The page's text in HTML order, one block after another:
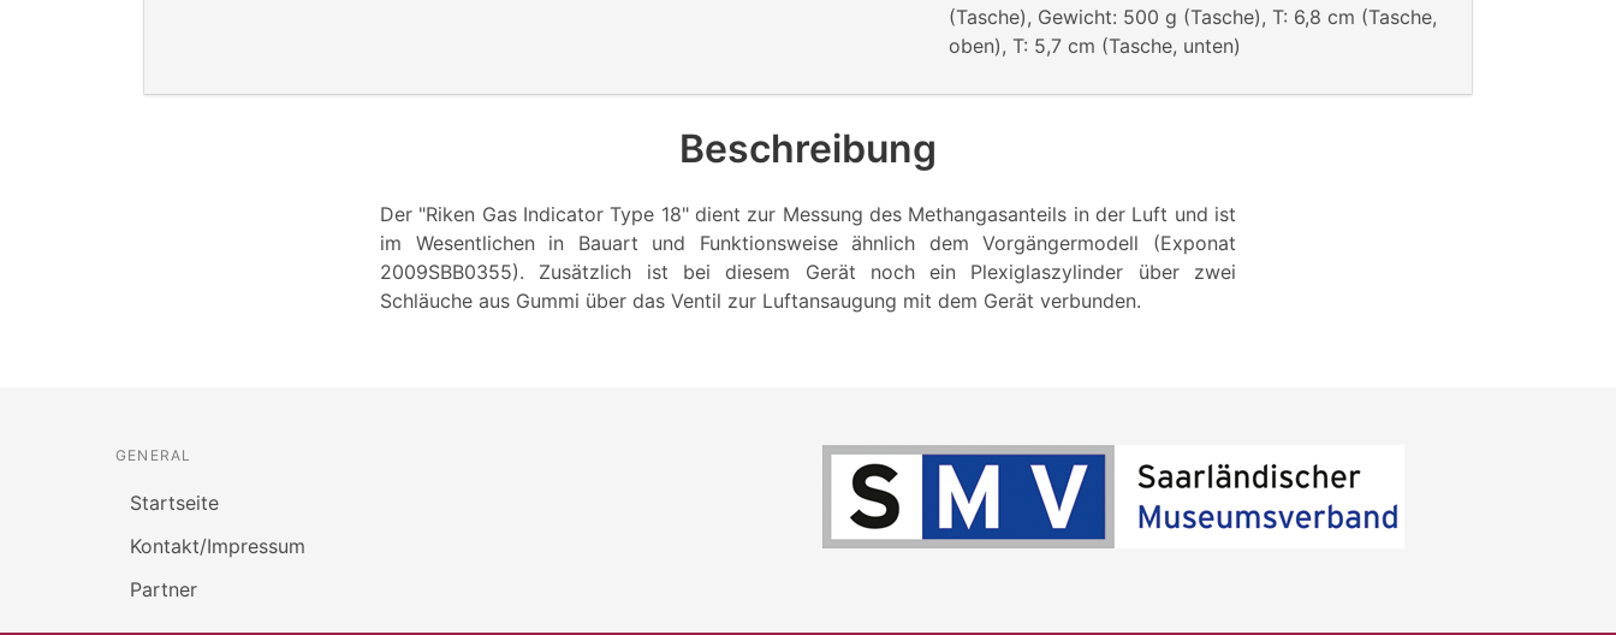
(Tasche), Gewicht: 500 g (Tasche), T: 6,8 cm (Tasche,
oben), T: 5,7 cm (Tasche, unten)
Beschreibung
Der "Riken Gas Indicator Type 18" dient zur Messung des Methangasanteils in der Luft und ist
im Wesentlichen in Bauart und Funktionsweise ähnlich dem Vorgängermodell (Exponat
2009SBB0355). Zusätzlich ist bei diesem Gerät noch ein Plexiglaszylinder über zwei
Schläuche aus Gummi über das Ventil zur Luftansaugung mit dem Gerät verbunden.
GENERAL
Startseite
Kontakt/Impressum
Partner